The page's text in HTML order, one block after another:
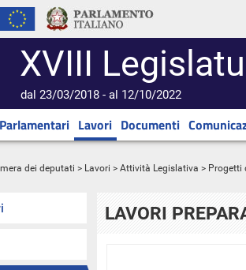
XVIII
dal 23/03/2018 - al 12/10/2022
Lavori Documenti
dei deputati > Lavori > Attività Legislativa > Progetti
LAVORI